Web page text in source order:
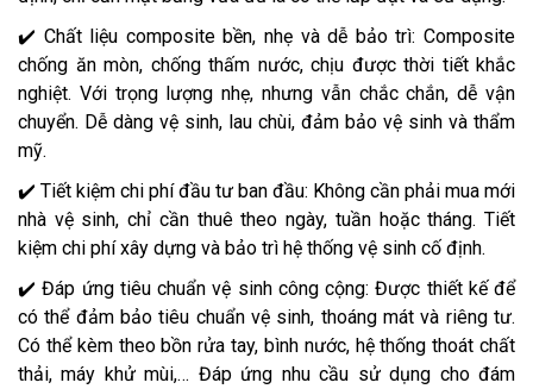
✔️ Chất liệu composite bền, nhẹ và dễ bảo trì: Composite
chống ăn mòn, chống thấm nước, chịu được thời tiết khắc
nghiệt. Với trọng lượng nhẹ, nhưng vẫn chắc chắn, dễ vận
chuyển. Dễ dàng vệ sinh, lau chùi, đảm bảo vệ sinh và thẩm
mỹ.
✔️ Tiết kiệm chi phí đầu tư ban đầu: Không cần phải mua mới
nhà vệ sinh, chỉ cần thuê theo ngày, tuần hoặc tháng. Tiết
kiệm chi phí xây dựng và bảo trì hệ thống vệ sinh cố định.
✔️ Đáp ứng tiêu chuẩn vệ sinh công cộng: Được thiết kế để
có thể đảm bảo tiêu chuẩn vệ sinh, thoáng mát và riêng tư.
Có thể kèm theo bồn rửa tay, bình nước, hệ thống thoát chất
thải, máy khử mùi,… Đáp ứng nhu cầu sử dụng cho đám